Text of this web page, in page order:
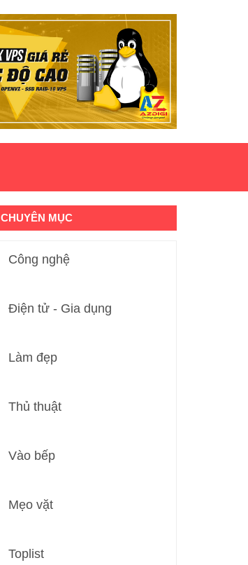
CHUYÊN MỤC
Công nghệ
Điện tử - Gia dụng
Làm đẹp
Thủ thuật
Vào bếp
Mẹo vặt
Toplist